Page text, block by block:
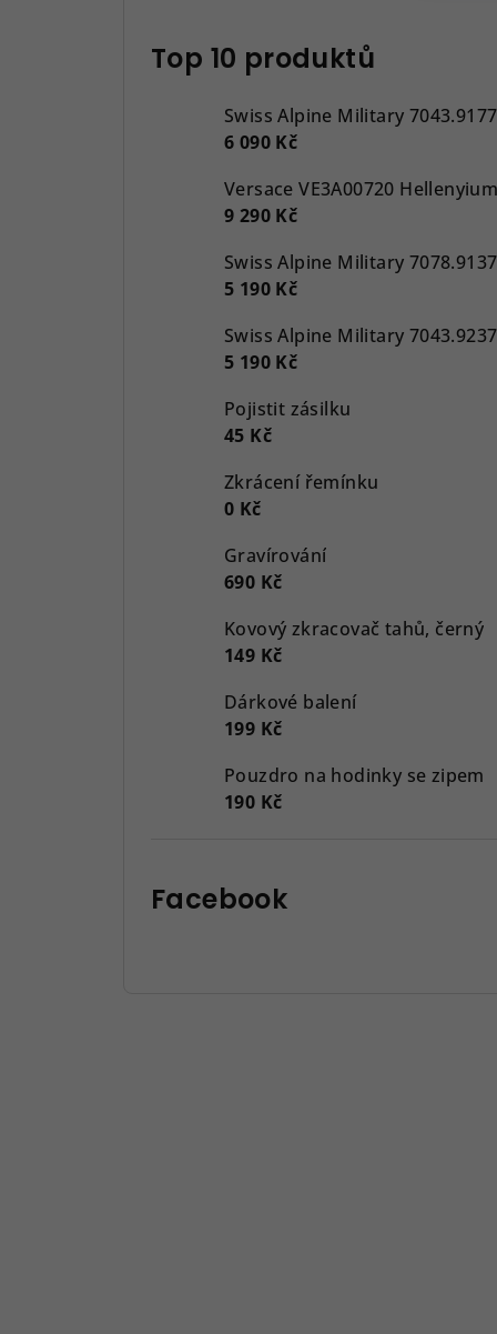
Top 10 produktů
Swiss Alpine Military 7043.9177
6 090 Kč
9 290 Kč
5 190 Kč
5 190 Kč
Pojistit zásilku
45 Kč
Zkrácení řemínku
0 Kč
Gravírování
690 Kč
Kovový zkracovač tahů, černý
149 Kč
Dárkové balení
199 Kč
Pouzdro na hodinky se zipem
190 Kč
Facebook